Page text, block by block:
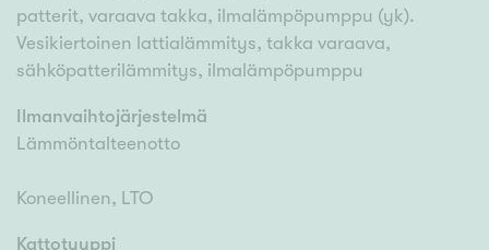
patterit, varaava takka, ilmalämpöpumppu (yk).
Vesikiertoinen lattialämmitys, takka varaava,
sähköpatterilämmitys, ilmalämpöpumppu
Ilmanvaihtojärjestelmä
Lämmöntalteenotto
Koneellinen, LTO
Kattotyyppi